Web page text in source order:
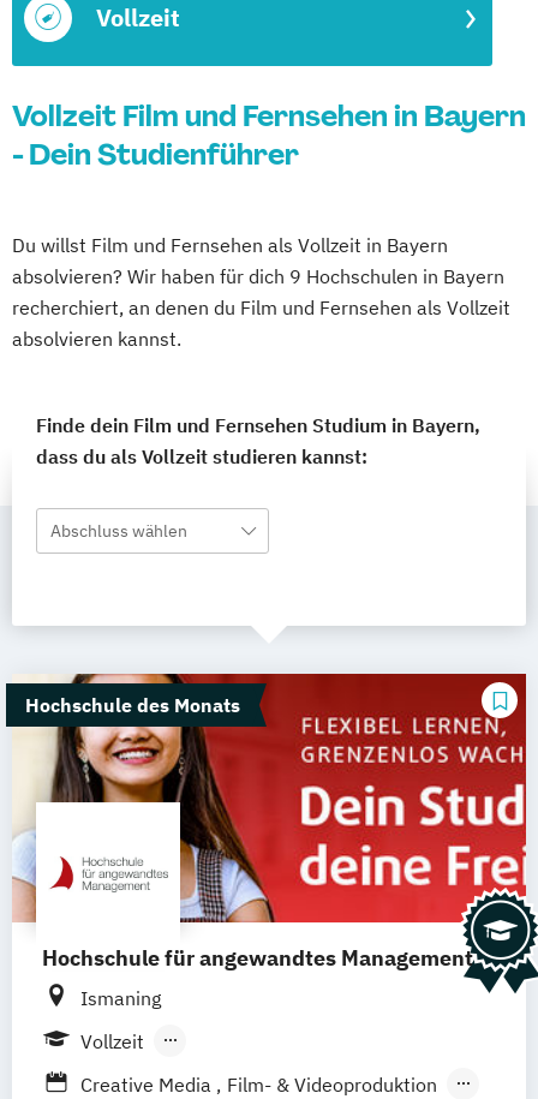
Vollzeit
Vollzeit Film und Fernsehen in Bayern
- Dein Studienführer
Du willst Film und Fernsehen als Vollzeit in Bayern
absolvieren? Wir haben für dich 9 Hochschulen in Bayern
recherchiert, an denen du Film und Fernsehen als Vollzeit
absolvieren kannst.
Finde dein Film und Fernsehen Studium in Bayern,
dass du als Vollzeit studieren kannst:
Abschluss wählen
Hochschule des Monats
Hochschule für angewandtes Management
Ismaning
Vollzeit
Berufsbegleitendes Präsenzstudium
Creative Media
Film- & Videoproduktion